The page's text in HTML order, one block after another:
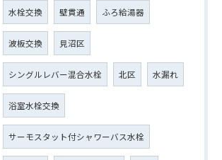
水栓交換 壁貫通 ふろ給湯器
波板交換 見沼区
シングルレバー混合水栓 北区 水漏れ
浴室水栓交換
サーモスタット付シャワーバス水栓